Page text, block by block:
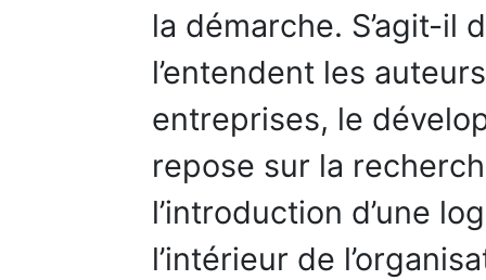
la démarche. S’agit-il
l’entendent les
entreprises, le
repose sur la
l’introduction d’une
l’intérieur de